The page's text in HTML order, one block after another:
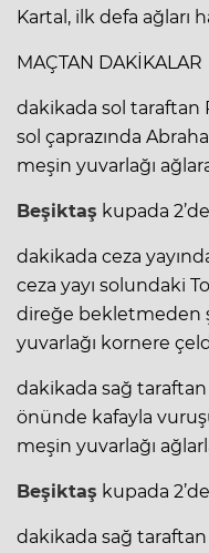
Kartal, ilk defa ağları
MAÇTAN DAKİKALAR
dakikada sol taraftan
sol çaprazında
meşin yuvarlağı
Beşiktaş kupada
dakikada ceza
ceza yayı solundaki
direğe bekletmeden
yuvarlağı kornere
dakikada sağ taraftan
önünde kafayla
meşin yuvarlağı
Beşiktaş kupada
dakikada sağ taraftan